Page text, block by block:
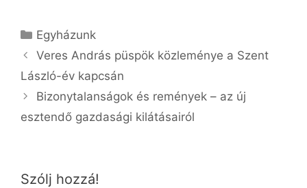
Kategória
Egyházunk
Veres András püspök közleménye a Szent
László-év kapcsán
Bizonytalanságok és remények – az új
esztendő gazdasági kilátásairól
Szólj hozzá!